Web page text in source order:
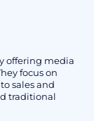
offering media
focus on
sales and
traditional